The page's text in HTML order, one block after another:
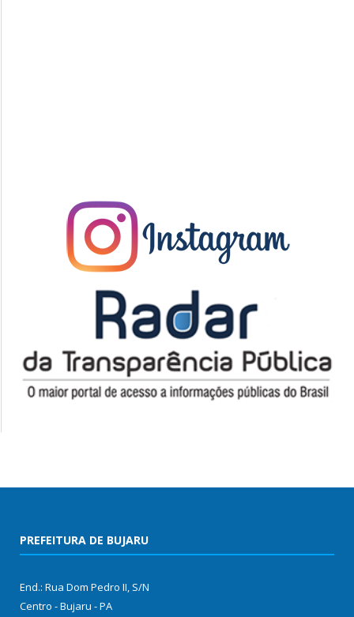
PREFEITURA DE BUJARU
End.: Rua Dom Pedro II, S/N
Centro - Bujaru - PA